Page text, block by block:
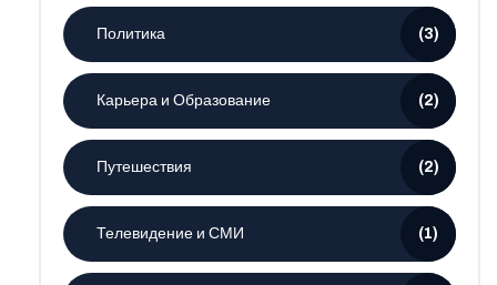
Политика (3)
Карьера и Образование (2)
Путешествия (2)
Телевидение и СМИ (1)